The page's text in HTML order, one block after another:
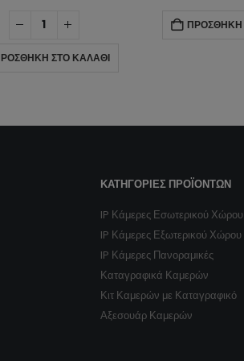
ΠΡΟΣΘΉΚΗ ΣΤΟ ΚΑΛΆΘΙ
ΚΑΤΗΓΟΡΊΕΣ ΠΡΟΪΌΝΤΩΝ
IP Κάμερες Εσωτερικού Χώρου
IP Κάμερες Εξωτερικού Χώρου
IP Κάμερες Πανοραμικές
Καταγραφικά Καμερών
Κιτ Καμερών με Καταγραφικό
Αξεσουάρ Καμερών